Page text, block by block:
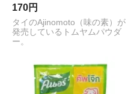
170円
タイのAjinomoto（味の素）が
発売しているトムヤムパウダ
ー。